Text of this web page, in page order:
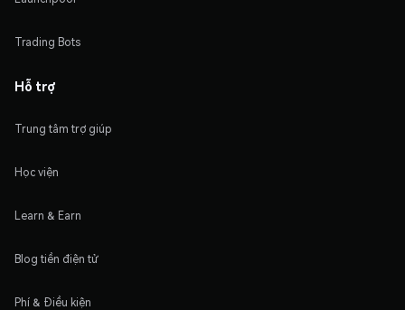
Trading Bots
Hỗ trợ
Trung tâm trợ giúp
Học viện
Learn & Earn
Blog tiền điện tử
Phí & Điều kiện